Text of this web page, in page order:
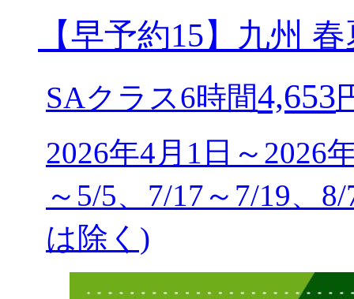
【早予約15】九州
SAクラス6時間4,653
2026年4月1日～2026
～5/5、7/17～7/19、
は除く)